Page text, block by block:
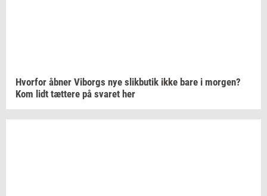
Hvor­for åbner Vi­borgs nye slik­bu­tik ikke bare i mor­gen?
Kom lidt tæt­te­re på sva­ret her